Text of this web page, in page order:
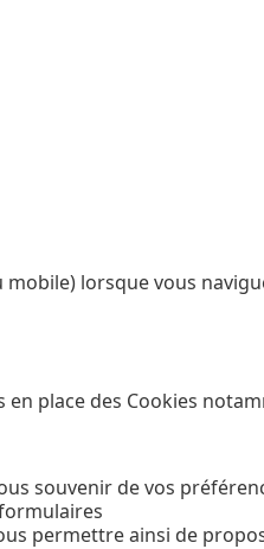
lorsque vous
place des Cookies
souvenir de vos
permettre ainsi de